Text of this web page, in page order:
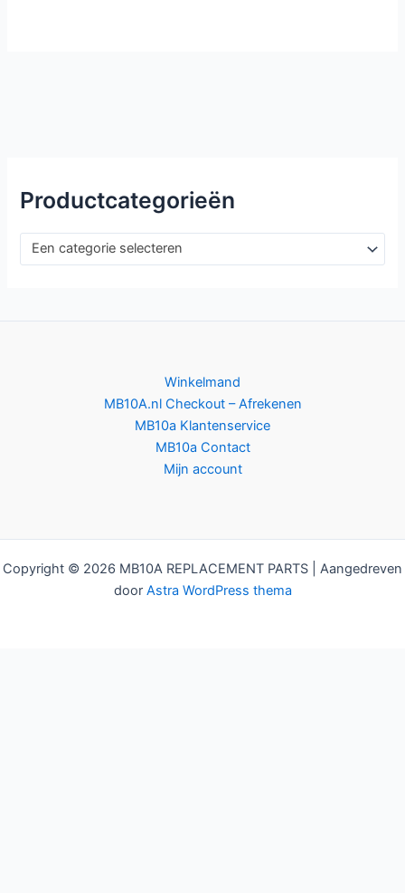
Productcategorieën
Een categorie selecteren
Winkelmand
MB10A.nl Checkout – Afrekenen
MB10a Klantenservice
MB10a Contact
Mijn account
Copyright © 2026 MB10A REPLACEMENT PARTS | Aangedreven
door Astra WordPress thema